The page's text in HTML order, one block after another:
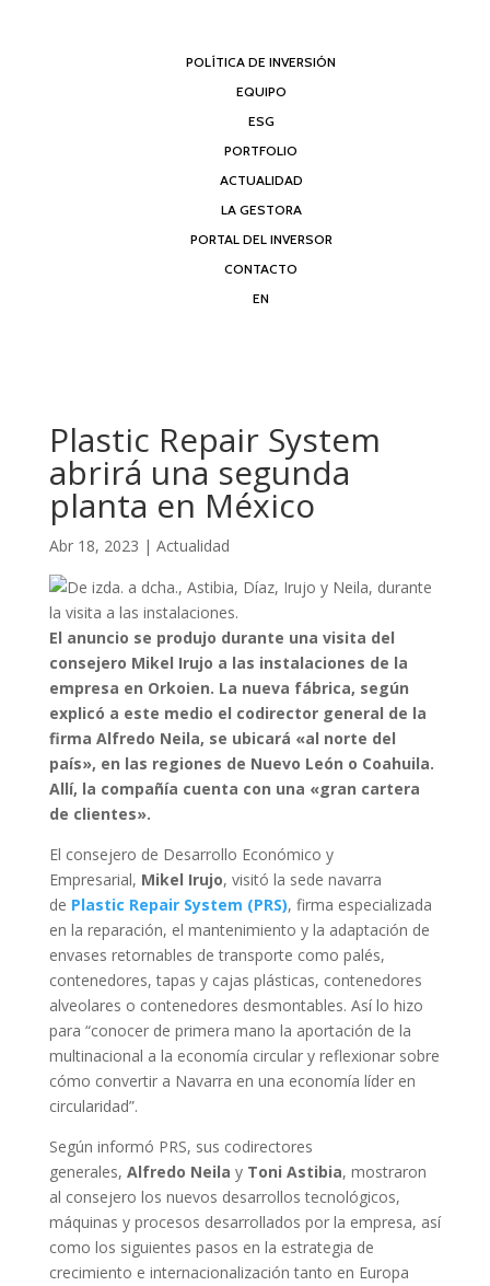
POLÍTICA DE INVERSIÓN
EQUIPO
ESG
PORTFOLIO
ACTUALIDAD
LA GESTORA
PORTAL DEL INVERSOR
CONTACTO
EN
Plastic Repair System
abrirá una segunda
planta en México
Abr 18, 2023 | Actualidad
El anuncio se produjo durante una visita del
consejero Mikel Irujo a las instalaciones de la
empresa en Orkoien. La nueva fábrica, según
explicó a este medio el codirector general de la
firma Alfredo Neila, se ubicará «al norte del
país», en las regiones de Nuevo León o Coahuila.
Allí, la compañía cuenta con una «gran cartera
de clientes».
El consejero de Desarrollo Económico y
Empresarial, Mikel Irujo, visitó la sede navarra
de Plastic Repair System (PRS), firma especializada
en la reparación, el mantenimiento y la adaptación de
envases retornables de transporte como palés,
contenedores, tapas y cajas plásticas, contenedores
alveolares o contenedores desmontables. Así lo hizo
para “conocer de primera mano la aportación de la
multinacional a la economía circular y reflexionar sobre
cómo convertir a Navarra en una economía líder en
circularidad”.
Según informó PRS, sus codirectores
generales, Alfredo Neila y Toni Astibia, mostraron
al consejero los nuevos desarrollos tecnológicos,
máquinas y procesos desarrollados por la empresa, así
como los siguientes pasos en la estrategia de
crecimiento e internacionalización tanto en Europa